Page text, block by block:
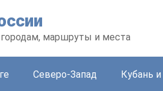
маршруты и места
Северо-Запад Кубань